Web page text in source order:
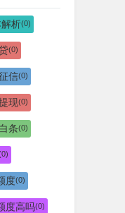
析(0)
(0)
信(0)
现(0)
条(0)
度(0)
度高吗(0)